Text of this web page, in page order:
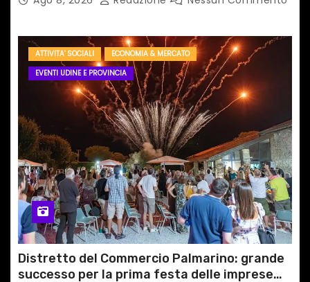
ATTIVITA' SOCIALI
ECONOMIA & MERCATO
EVENTI UDINE E PROVINCIA
Distretto del Commercio Palmarino: grande
successo per la prima festa delle imprese